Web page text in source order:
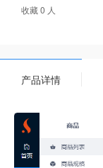
收藏 0 人
产品详情